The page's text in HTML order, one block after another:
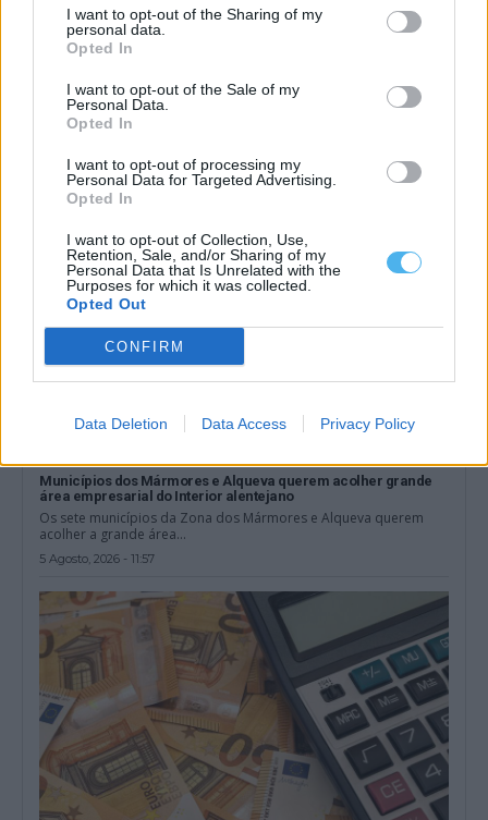
I want to opt-out of the Sharing of my
personal data.
Opted In
I want to opt-out of the Sale of my
Personal Data.
Opted In
I want to opt-out of processing my
Personal Data for Targeted Advertising.
Opted In
I want to opt-out of Collection, Use,
Retention, Sale, and/or Sharing of my
Personal Data that Is Unrelated with the
Purposes for which it was collected.
Opted Out
CONFIRM
Data Deletion Data Access Privacy Policy
Nova associação quer dar uma voz comum ao mármore
alentejano
Um comunicado divulgado esta quarta-feira confirmou a criação
da ALMA — Alentejo de Mármore,...
5 Agosto, 2026 - 12:04
Municípios dos Mármores e Alqueva querem acolher grande
área empresarial do Interior alentejano
Os sete municípios da Zona dos Mármores e Alqueva querem
acolher a grande área...
5 Agosto, 2026 - 11:57